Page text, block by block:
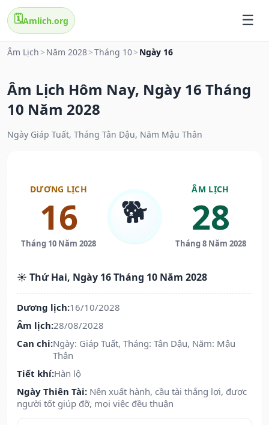
🗓️Amlich.org
Âm Lịch > Năm 2028>Tháng 10> Ngày 16
Âm Lịch Hôm Nay, Ngày 16 Tháng
10 Năm 2028
Ngày Giáp Tuất, Tháng Tân Dậu, Năm Mậu Thân
DƯƠNG LỊCH
16
Tháng 10 Năm 2028
🐕
ÂM LỊCH
28
Tháng 8 Năm 2028
☀️ Thứ Hai, Ngày 16 Tháng 10 Năm 2028
Dương lịch:16/10/2028
Âm lịch:28/08/2028
Can chi:Ngày: Giáp Tuất, Tháng: Tân Dậu, Năm: Mậu
Thân
Tiết khí:Hàn lộ
Ngày Thiên Tài: Nên xuất hành, cầu tài thắng lợi, được
người tốt giúp đỡ, mọi việc đều thuận